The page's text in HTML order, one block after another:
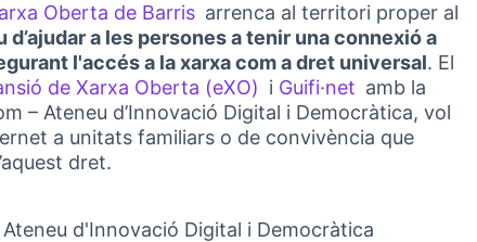
Oberta de Barris
(Obrir en una pestanya nova)
arrenca al territori proper al
d’ajudar a les persones a tenir una connexió a
l'accés a la xarxa com a dret universal. El
de Xarxa Oberta (eXO)
(Link externo)
i Guifi·net
(Link externo)
amb la
– Ateneu d’Innovació Digital i Democràtica, vol
a unitats familiars o de convivència que
dret.
d'Innovació Digital i Democràtica